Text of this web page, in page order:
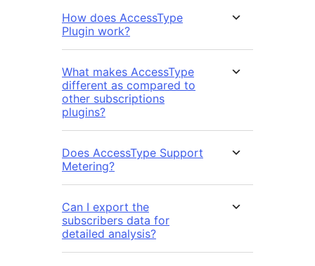
How does AccessType
Plugin work?
What makes AccessType
different as compared to
other subscriptions
plugins?
Does AccessType Support
Metering?
Can I export the
subscribers data for
detailed analysis?